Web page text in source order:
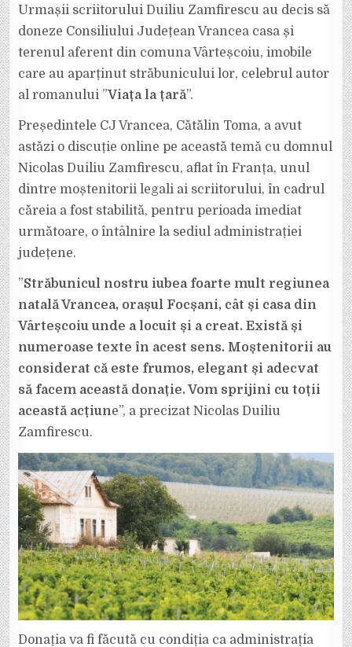
SCRIITOR
DUILIU
ZAMFIRESCU
VOR
DONA
CONSILIULUI
VRANCEA
VÂRTEȘCOIU
Urmașii scriitorului Duiliu Zamfirescu au decis să
doneze Consiliului Județean Vrancea casa și
terenul aferent din comuna Vârteșcoiu, imobile
care au aparținut străbunicului lor, celebrul autor
al romanului ”Viața la țară”.
Președintele CJ Vrancea, Cătălin Toma, a avut
astăzi o discuție online pe această temă cu domnul
Nicolas Duiliu Zamfirescu, aflat în Franța, unul
dintre moștenitorii legali ai scriitorului, în cadrul
căreia a fost stabilită, pentru perioada imediat
următoare, o întâlnire la sediul administrației
județene.
”Străbunicul nostru iubea foarte mult regiunea
natală Vrancea, orașul Focșani, cât și casa din
Vârteșcoiu unde a locuit și a creat. Există și
numeroase texte în acest sens. Moștenitorii au
considerat că este frumos, elegant și adecvat
să facem această donație. Vom sprijini cu toții
această acțiune”, a precizat Nicolas Duiliu
Zamfirescu.
Donația va fi făcută cu condiția ca administrația